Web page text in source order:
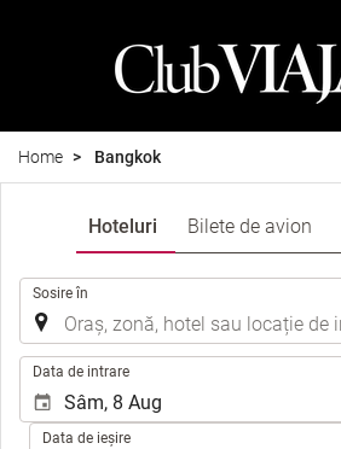
Home Bangkok
Hoteluri Bilete de avion
Sosire în
Data de intrare
Data de ieșire